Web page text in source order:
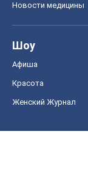
Новости медицины
Шоу
Афиша
Красота
Женский Журнал